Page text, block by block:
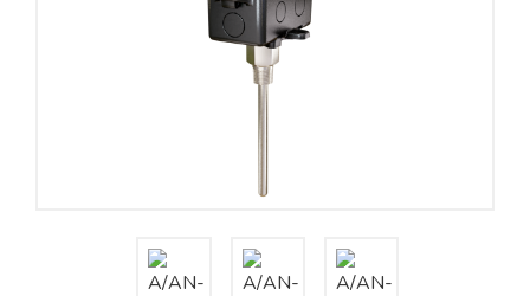
Bảo trì – Bảo dưỡng hệ thống
Yêu cầu báo giá